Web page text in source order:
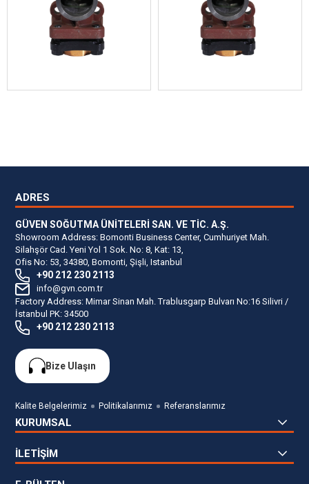
ADRES
GÜVEN SOĞUTMA ÜNİTELERİ SAN. VE TİC. A.Ş.
Showroom Address: Bomonti Business Center, Cumhuriyet Mah.
Silahşör Cad. Yeni Yol 1 Sok. No: 8, Kat: 13,
Ofis No: 53, 34380, Bomonti, Şişli, Istanbul
+90 212 230 2113
info@gvn.com.tr
Factory Address: Mimar Sinan Mah. Trablusgarp Bulvarı No:16 Silivri /
İstanbul PK: 34500
+90 212 230 2113
Bize Ulaşın
Kalite Belgelerimiz Politikalarımız Referanslarımız
KURUMSAL
İLETİŞİM